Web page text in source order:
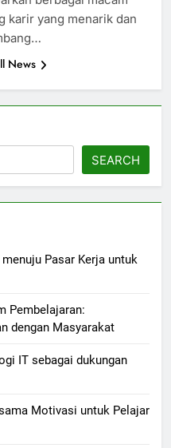
karir yang menarik dan
News
SEARCH
Pasar Kerja untuk
Pembelajaran:
dengan Masyarakat
IT sebagai dukungan
Motivasi untuk Pelajar